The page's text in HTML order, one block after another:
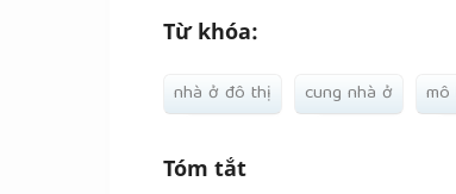
Từ khóa:
nhà ở đô thị cung nhà ở mô
Tóm tắt